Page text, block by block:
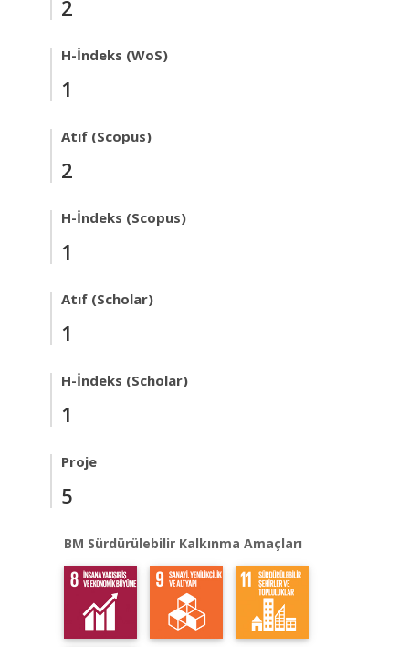
2
H-İndeks (WoS)
1
Atıf (Scopus)
2
H-İndeks (Scopus)
1
Atıf (Scholar)
1
H-İndeks (Scholar)
1
Proje
5
BM Sürdürülebilir Kalkınma Amaçları